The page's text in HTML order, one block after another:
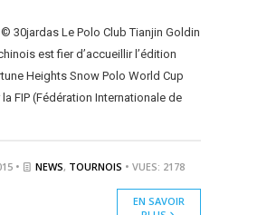
30jardas Le Polo Club Tianjin Goldin
est fier d’accueillir l’édition
Heights Snow Polo World Cup
FIP (Fédération Internationale de
• NEWS, TOURNOIS • VUES: 2178
EN SAVOIR